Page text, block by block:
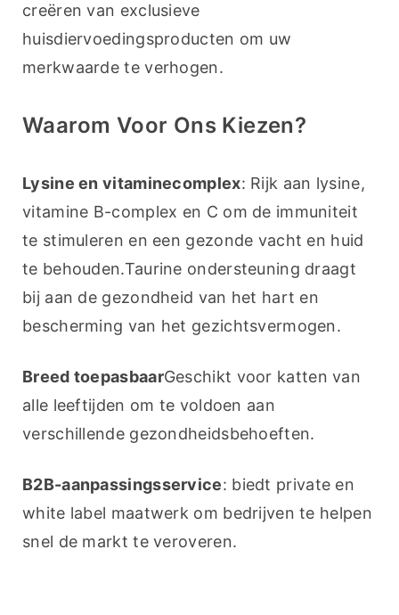
creëren van exclusieve
huisdiervoedingsproducten om uw
merkwaarde te verhogen.
Waarom Voor Ons Kiezen?
Lysine en vitaminecomplex: Rijk aan lysine,
vitamine B-complex en C om de immuniteit
te stimuleren en een gezonde vacht en huid
te behouden.Taurine ondersteuning draagt
bij aan de gezondheid van het hart en
bescherming van het gezichtsvermogen.
Breed toepasbaarGeschikt voor katten van
alle leeftijden om te voldoen aan
verschillende gezondheidsbehoeften.
B2B-aanpassingsservice: biedt private en
white label maatwerk om bedrijven te helpen
snel de markt te veroveren.